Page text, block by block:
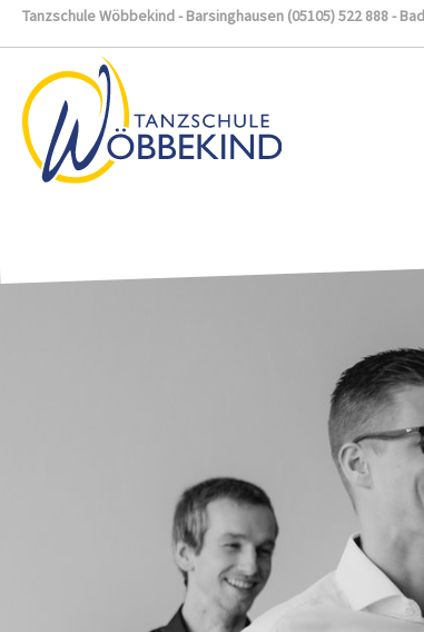
Zum Hauptinhalt springen
Tanzschule Wöbbekind - Barsinghausen (05105) 522 888 -